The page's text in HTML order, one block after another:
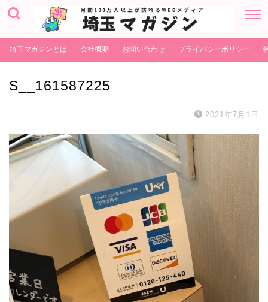
埼玉マガジンとは 会社概要 お問い合わせ プライバシーポリシー
S__161587225
2021年7月1日